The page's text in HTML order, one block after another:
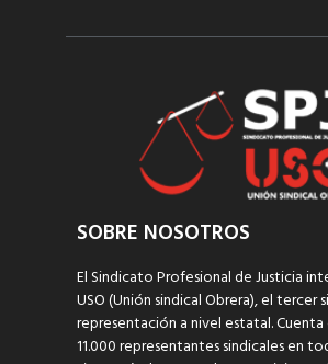
SOBRE NOSOTROS
El Sindicato Profesional de Justicia
USO (Unión sindical Obrera), el tercer
representación a nivel estatal. Cuenta
11.000 representantes sindicales en